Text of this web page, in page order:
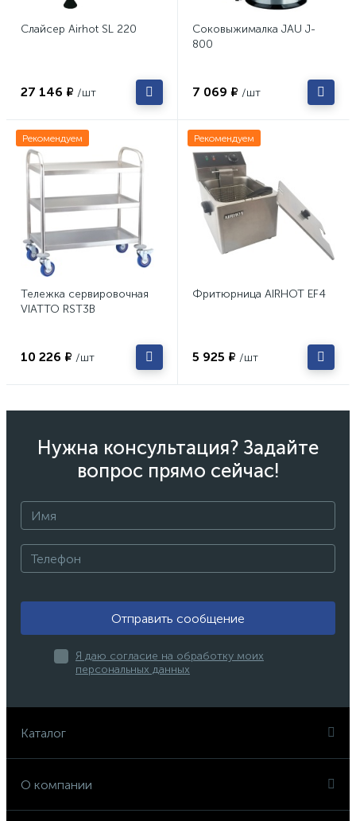
Слайсер Airhot SL 220
27 146 ₽ /шт
Соковыжималка JAU J-
800
7 069 ₽ /шт
Рекомендуем
Тележка сервировочная
VIATTO RST3B
10 226 ₽ /шт
Рекомендуем
Фритюрница AIRHOT EF4
5 925 ₽ /шт
Нужна консультация? Задайте
вопрос прямо сейчас!
Отправить сообщение
Я даю согласие на обработку моих
персональных данных
Каталог
О компании